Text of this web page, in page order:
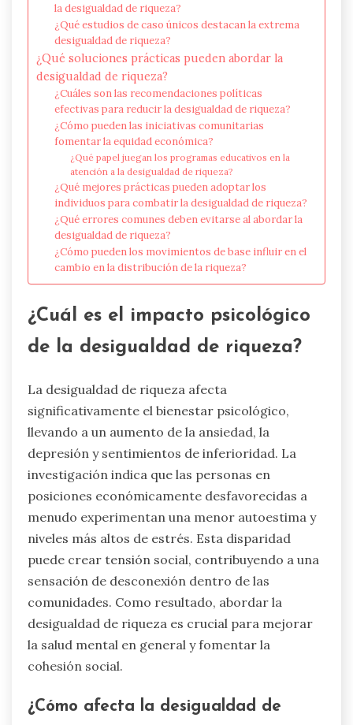
la desigualdad de riqueza?
¿Qué estudios de caso únicos destacan la extrema
desigualdad de riqueza?
¿Qué soluciones prácticas pueden abordar la
desigualdad de riqueza?
¿Cuáles son las recomendaciones políticas
efectivas para reducir la desigualdad de riqueza?
¿Cómo pueden las iniciativas comunitarias
fomentar la equidad económica?
¿Qué papel juegan los programas educativos en la
atención a la desigualdad de riqueza?
¿Qué mejores prácticas pueden adoptar los
individuos para combatir la desigualdad de riqueza?
¿Qué errores comunes deben evitarse al abordar la
desigualdad de riqueza?
¿Cómo pueden los movimientos de base influir en el
cambio en la distribución de la riqueza?
¿Cuál es el impacto psicológico
de la desigualdad de riqueza?
La desigualdad de riqueza afecta
significativamente el bienestar psicológico,
llevando a un aumento de la ansiedad, la
depresión y sentimientos de inferioridad. La
investigación indica que las personas en
posiciones económicamente desfavorecidas a
menudo experimentan una menor autoestima y
niveles más altos de estrés. Esta disparidad
puede crear tensión social, contribuyendo a una
sensación de desconexión dentro de las
comunidades. Como resultado, abordar la
desigualdad de riqueza es crucial para mejorar
la salud mental en general y fomentar la
cohesión social.
¿Cómo afecta la desigualdad de